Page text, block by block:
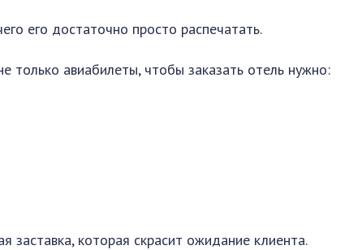
его достаточно просто распечатать.
только авиабилеты, чтобы заказать отель нужно:
заставка, которая скрасит ожидание клиента.